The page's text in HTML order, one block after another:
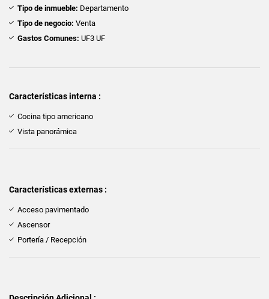
Tipo de inmueble: Departamento
Tipo de negocio: Venta
Gastos Comunes: UF3 UF
Características interna :
Cocina tipo americano
Vista panorámica
Características externas :
Acceso pavimentado
Ascensor
Portería / Recepción